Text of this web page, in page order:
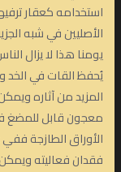
استخدامه كعقار
الأصليين في شبه
يومنا هذا لا يزال
يُحفظ القات في الخد
المزيد من آثاره
معجون قابل للمضغ
فقدان فعاليته